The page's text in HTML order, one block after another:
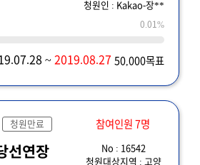
청원인 : Kakao-장**
0.01%
~2019.08.27 50,000목표
청원만료 참여인원 7명
선연장
No : 16542
청원대상지역 : 고양